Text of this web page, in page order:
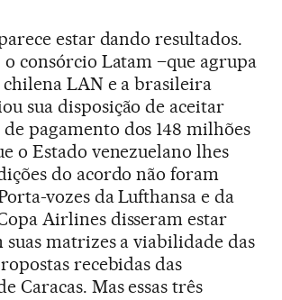
estar dando resultados.
o consórcio Latam –que agrupa
chilena LAN e a brasileira
sua disposição de aceitar
pagamento dos 148 milhões
o Estado venezuelano lhes
do acordo não foram
vozes da Lufthansa e da
Airlines disseram estar
suas matrizes a viabilidade das
recebidas das
Caracas. Mas essas três